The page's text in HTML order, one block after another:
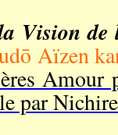
Vision de
Aïzen
Amour
par